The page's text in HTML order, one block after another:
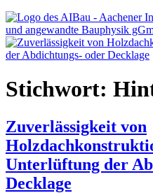
AIBau – Aachener Institut für
Stichwort:
Zuverlässigkeit von
Unterlüftung der
Decklage